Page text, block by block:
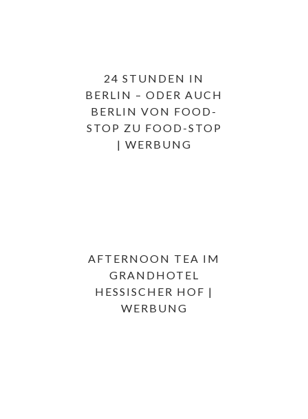
24 STUNDEN IN
BERLIN – ODER AUCH
BERLIN VON FOOD-
STOP ZU FOOD-STOP
| WERBUNG
AFTERNOON TEA IM
GRANDHOTEL
HESSISCHER HOF |
WERBUNG